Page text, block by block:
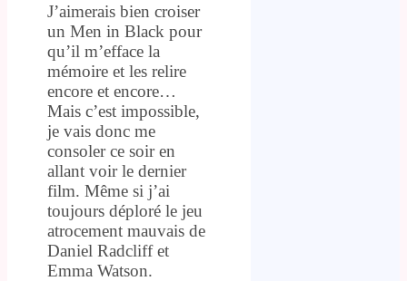
J’aimerais bien croiser
un Men in Black pour
qu’il m’efface la
mémoire et les relire
encore et encore…
Mais c’est impossible,
je vais donc me
consoler ce soir en
allant voir le dernier
film. Même si j’ai
toujours déploré le jeu
atrocement mauvais de
Daniel Radcliff et
Emma Watson.